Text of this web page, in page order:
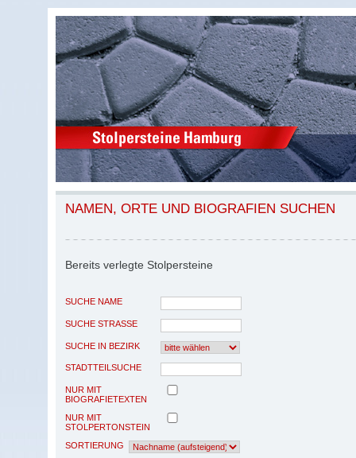
NAMEN, ORTE UND BIOGRAFIEN SUCHEN
Bereits verlegte Stolpersteine
SUCHE NAME
SUCHE STRASSE
SUCHE IN BEZIRK
STADTTEILSUCHE
NUR MIT
BIOGRAFIETEXTEN
NUR MIT
STOLPERTONSTEIN
SORTIERUNG